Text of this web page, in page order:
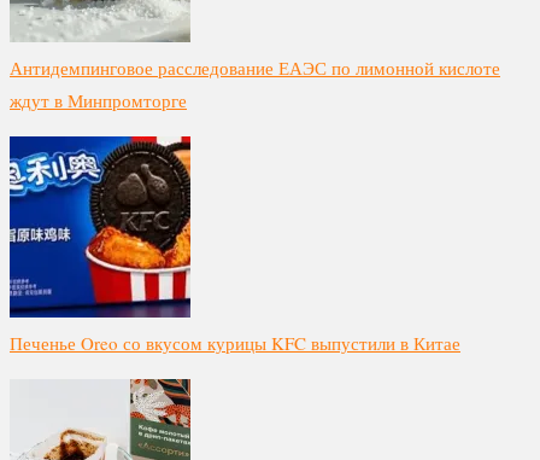
Антидемпинговое расследование ЕАЭС по лимонной кислоте
ждут в Минпромторге
Печенье Oreo со вкусом курицы KFC выпустили в Китае